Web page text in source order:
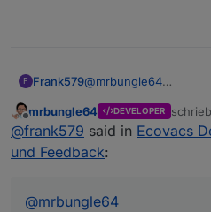
F Frank579@mrbungle64
aus
läuft jetzt 15
als warn im Log.
Status und Feedback
Offline
mrbungle64 DEVELOPER
zuletzt
@frank579 said in Ecovacs
und Feedback:
@mrbungle64